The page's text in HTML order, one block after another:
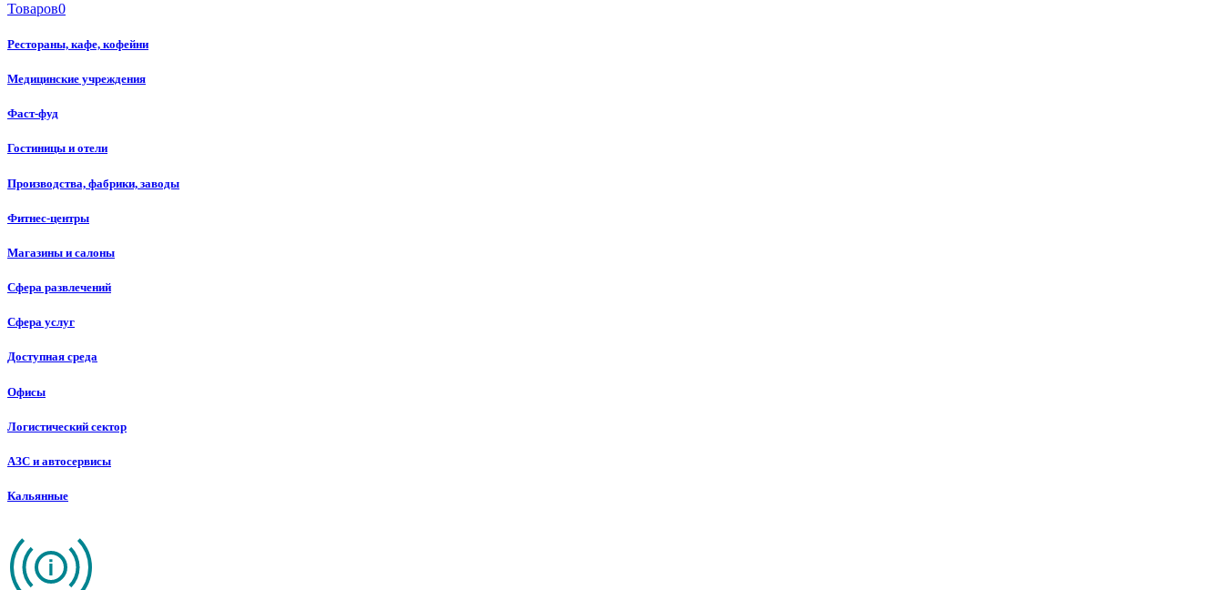
Товаров0
Рестораны, кафе, кофейни
Медицинские учреждения
Фаст-фуд
Гостиницы и отели
Производства, фабрики, заводы
Фитнес-центры
Магазины и салоны
Сфера развлечений
Сфера услуг
Доступная среда
Офисы
Логистический сектор
АЗС и автосервисы
Кальянные